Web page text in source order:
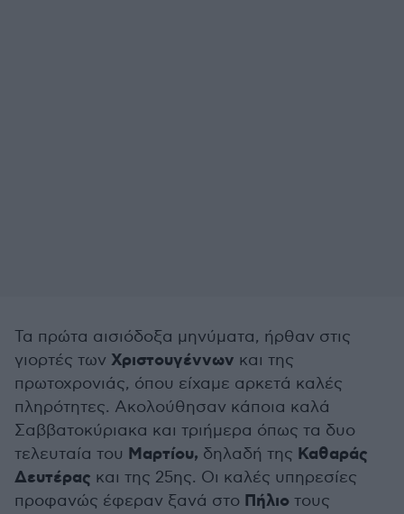
Τα πρώτα αισιόδοξα μηνύματα, ήρθαν στις
γιορτές των Χριστουγέννων και της
πρωτοχρονιάς, όπου είχαμε αρκετά καλές
πληρότητες. Ακολούθησαν κάποια καλά
Σαββατοκύριακα και τριήμερα όπως τα δυο
τελευταία του Μαρτίου, δηλαδή της Καθαράς
Δευτέρας και της 25ης. Οι καλές υπηρεσίες
προφανώς έφεραν ξανά στο Πήλιο τους